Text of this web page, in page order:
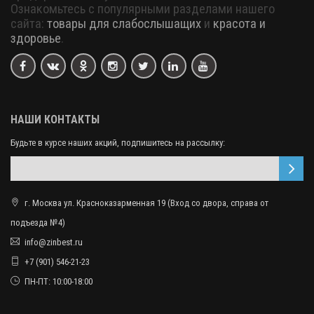
Ознакомьтесь с популярными разделами нашего
сайта: товары для слабослышащих и красота и
здоровье.
НАШИ КОНТАКТЫ
Будьте в курсе наших акций, подпишитесь на рассылку:
г. Москва ул. Красноказарменная 19 (Вход со двора, справа от
подъезда №4)
info@zinbest.ru
+7 (901) 546-21-23
ПН-ПТ: 10:00-18:00